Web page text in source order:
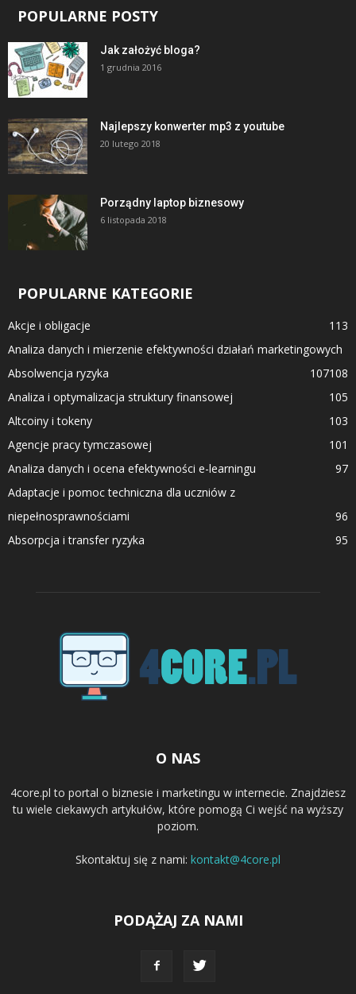
POPULARNE POSTY
Jak założyć bloga?
1 grudnia 2016
Najlepszy konwerter mp3 z youtube
20 lutego 2018
Porządny laptop biznesowy
6 listopada 2018
POPULARNE KATEGORIE
Akcje i obligacje
113
Analiza danych i mierzenie efektywności działań marketingowych
108
Absolwencja ryzyka
107
Analiza i optymalizacja struktury finansowej
105
Altcoiny i tokeny
103
Agencje pracy tymczasowej
101
Analiza danych i ocena efektywności e-learningu
97
Adaptacje i pomoc techniczna dla uczniów z
niepełnosprawnościami
96
Absorpcja i transfer ryzyka
95
O NAS
4core.pl to portal o biznesie i marketingu w internecie. Znajdziesz
tu wiele ciekawych artykułów, które pomogą Ci wejść na wyższy
poziom.
Skontaktuj się z nami: kontakt@4core.pl
PODĄŻAJ ZA NAMI